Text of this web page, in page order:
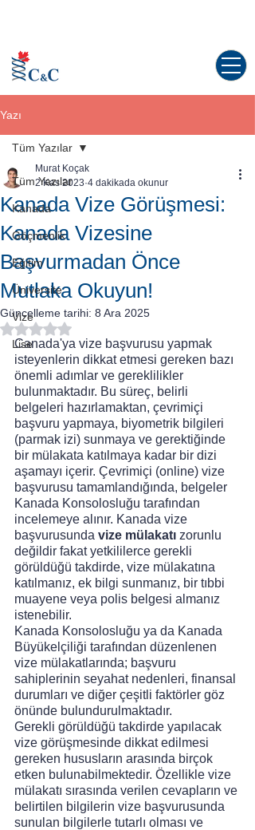
Yazı
Tüm Yazılar
Kanada
Göçmenlik
Eğitim
Üniversite
Vize
Lise
Tüm Yazılar
Kanada Vize Görüşmesi:
Kanada Vizesine
Başvurmadan Önce
Mutlaka Okuyun!
Murat Koçak
2 Kas 2023 4 dakikada okunur
Güncelleme tarihi: 8 Ara 2025
5 üzerinden NaN yıldız
Canada'ya vize başvurusu yapmak
isteyenlerin dikkat etmesi gereken bazı
önemli adımlar ve gereklilikler
bulunmaktadır. Bu süreç, belirli
belgeleri hazırlamaktan, çevrimiçi
başvuru yapmaya, biyometrik bilgileri
(parmak izi) sunmaya ve gerektiğinde
bir mülakata katılmaya kadar bir dizi
aşamayı içerir. Çevrimiçi (online) vize
başvurusu tamamlandığında, belgeler
Kanada Konsolosluğu tarafından
incelemeye alınır. Kanada vize
başvurusunda vize mülakatı zorunlu
değildir fakat yetkililerce gerekli
görüldüğü takdirde, vize mülakatına
katılmanız, ek bilgi sunmanız, bir tıbbi
muayene veya polis belgesi almanız
istenebilir.
Kanada Konsolosluğu ya da Kanada
Büyükelçiliği tarafından düzenlenen
vize mülakatlarında; başvuru
sahiplerinin seyahat nedenleri, finansal
durumları ve diğer çeşitli faktörler göz
önünde bulundurulmaktadır.
Gerekli görüldüğü takdirde yapılacak
vize görüşmesinde dikkat edilmesi
gereken hususların arasında birçok
etken bulunabilmektedir. Özellikle vize
mülakatı sırasında verilen cevapların ve
belirtilen bilgilerin vize başvurusunda
sunulan bilgilerle tutarlı olması ve